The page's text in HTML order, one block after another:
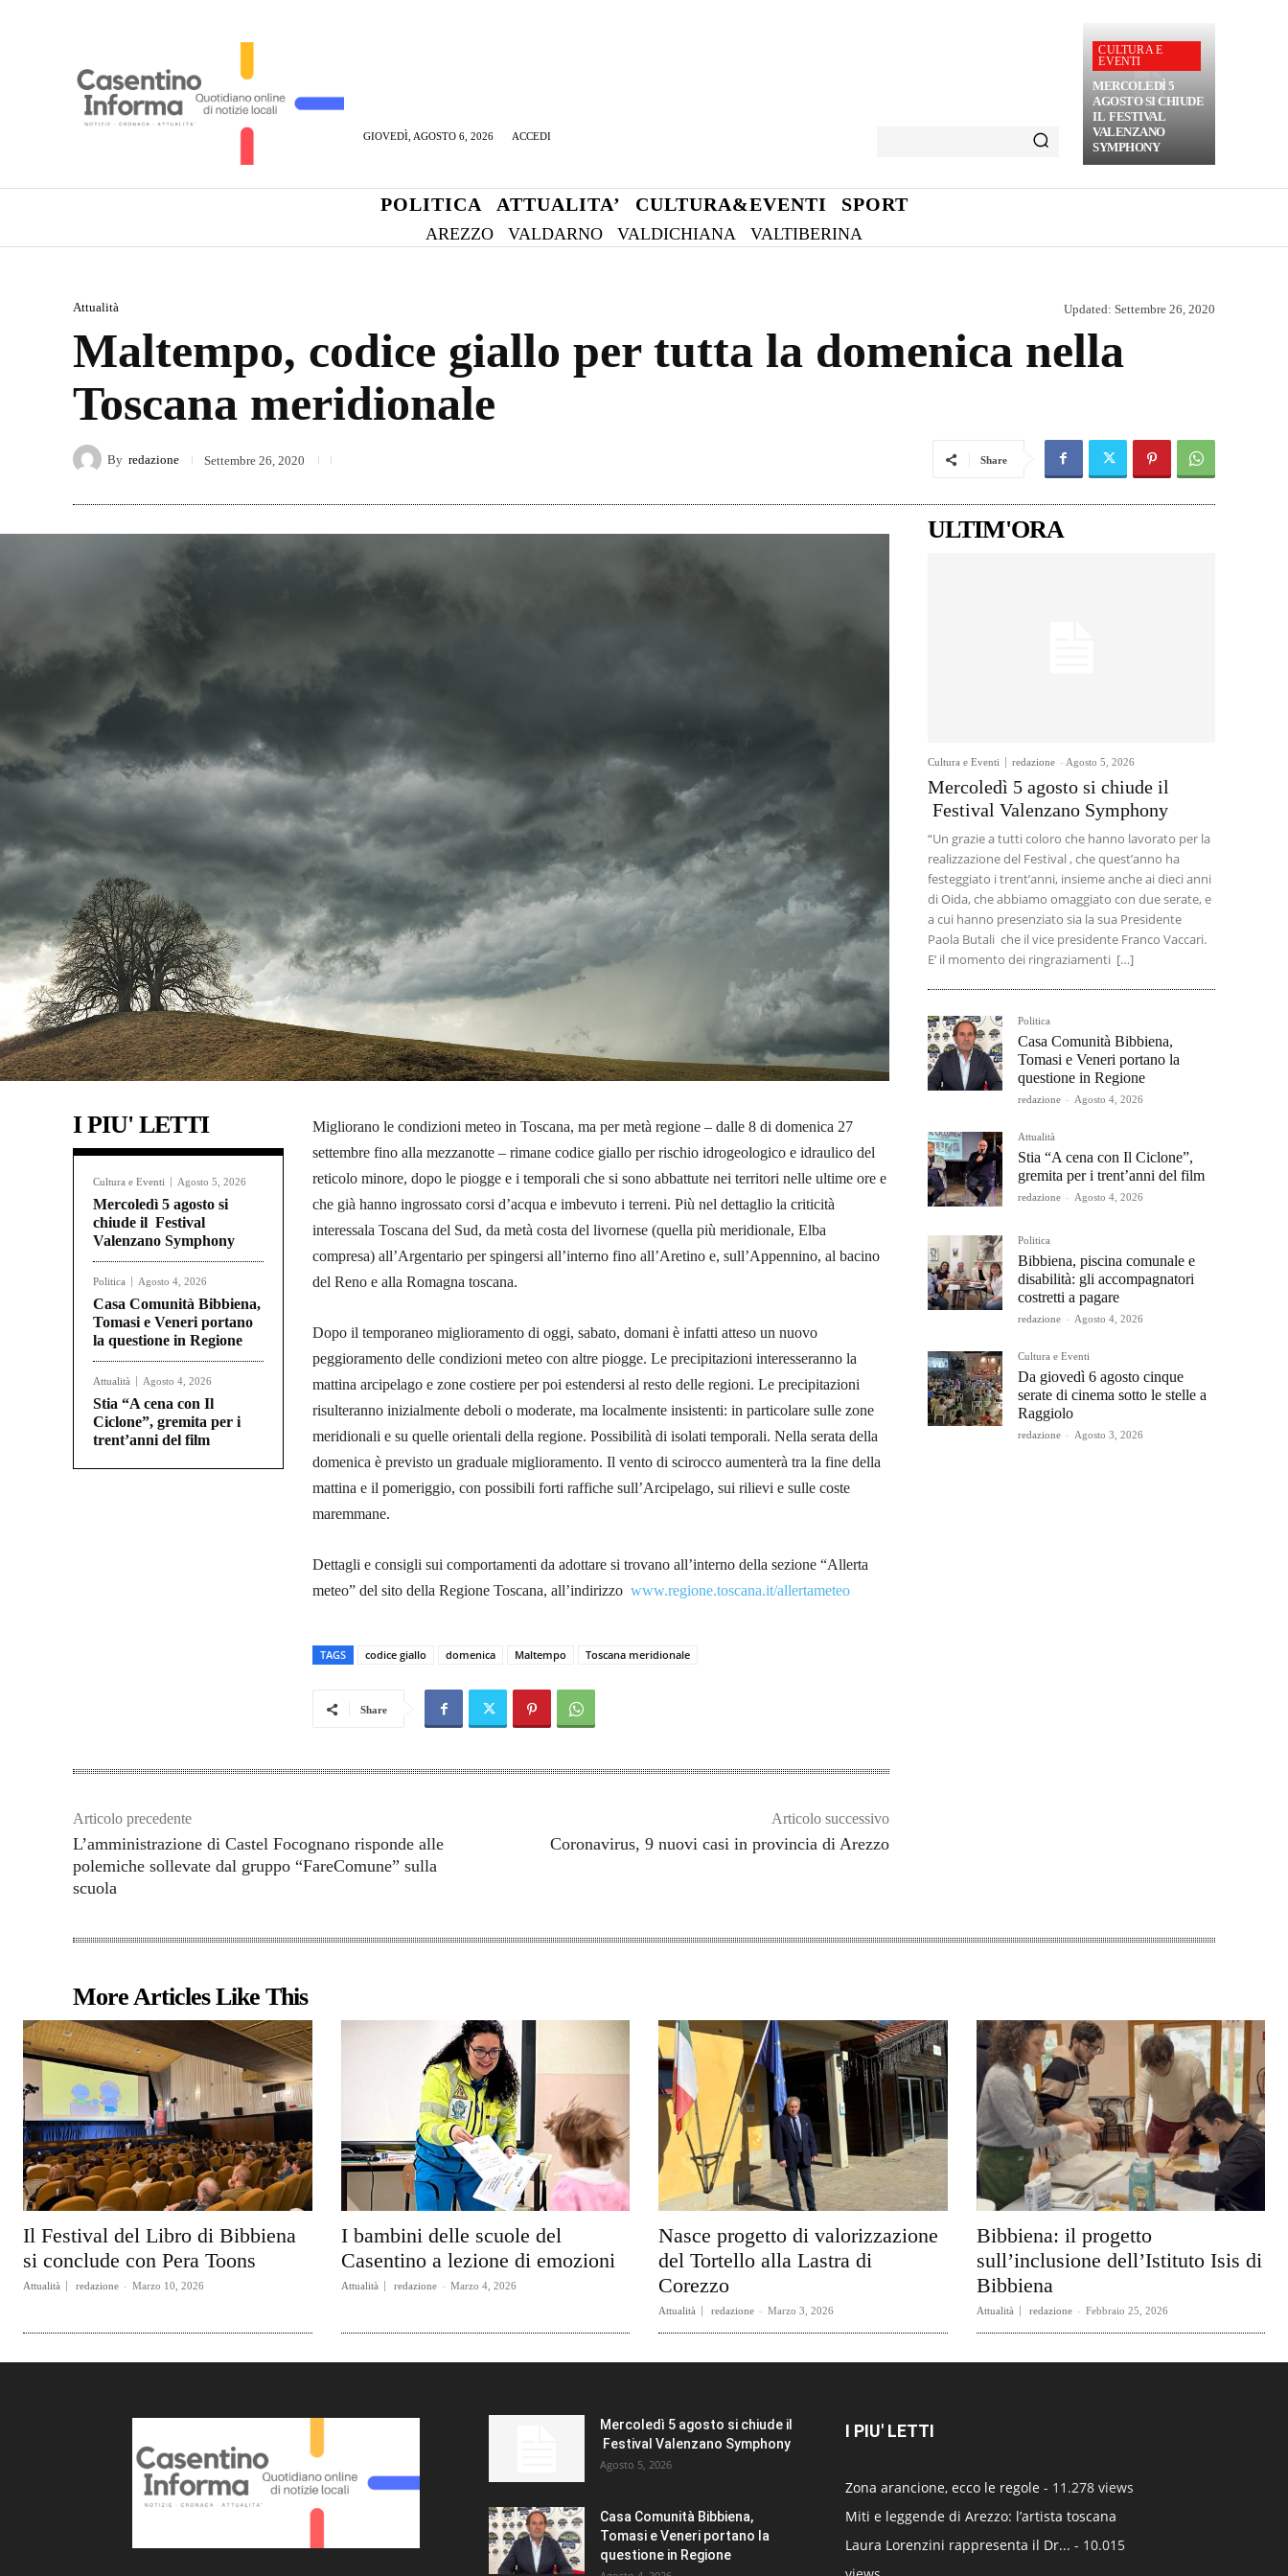
GIOVEDÌ, AGOSTO 6, 2026 ACCEDI
CULTURA E
EVENTI
MERCOLEDÌ 5
AGOSTO SI CHIUDE
IL FESTIVAL
VALENZANO
SYMPHONY
POLITICA ATTUALITA’ CULTURA&EVENTI SPORT
AREZZO VALDARNO VALDICHIANA VALTIBERINA
Attualità Updated: Settembre 26, 2020
Maltempo, codice giallo per tutta la domenica nella
Toscana meridionale
By redazione Settembre 26, 2020 Share
I PIU' LETTI
Cultura e Eventi Agosto 5, 2026
Mercoledì 5 agosto si
chiude il Festival
Valenzano Symphony
Politica Agosto 4, 2026
Casa Comunità Bibbiena,
Tomasi e Veneri portano
la questione in Regione
Attualità Agosto 4, 2026
Stia “A cena con Il
Ciclone”, gremita per i
trent’anni del film
Migliorano le condizioni meteo in Toscana, ma per metà regione – dalle 8 di domenica 27
settembre fino alla mezzanotte – rimane codice giallo per rischio idrogeologico e idraulico del
reticolo minore, dopo le piogge e i temporali che si sono abbattute nei territori nelle ultime ore e
che già hanno ingrossato corsi d’acqua e imbevuto i terreni. Più nel dettaglio la criticità
interessala Toscana del Sud, da metà costa del livornese (quella più meridionale, Elba
compresa) all’Argentario per spingersi all’interno fino all’Aretino e, sull’Appennino, al bacino
del Reno e alla Romagna toscana.
Dopo il temporaneo miglioramento di oggi, sabato, domani è infatti atteso un nuovo
peggioramento delle condizioni meteo con altre piogge. Le precipitazioni interesseranno la
mattina arcipelago e zone costiere per poi estendersi al resto delle regioni. Le precipitazioni
risulteranno inizialmente deboli o moderate, ma localmente insistenti: in particolare sulle zone
meridionali e su quelle orientali della regione. Possibilità di isolati temporali. Nella serata della
domenica è previsto un graduale miglioramento. Il vento di scirocco aumenterà tra la fine della
mattina e il pomeriggio, con possibili forti raffiche sull’Arcipelago, sui rilievi e sulle coste
maremmane.
Dettagli e consigli sui comportamenti da adottare si trovano all’interno della sezione “Allerta
meteo” del sito della Regione Toscana, all’indirizzo www.regione.toscana.it/allertameteo
TAGS codice giallo domenica Maltempo Toscana meridionale
Share
Articolo precedente
L’amministrazione di Castel Focognano risponde alle
polemiche sollevate dal gruppo “FareComune” sulla
scuola
Articolo successivo
Coronavirus, 9 nuovi casi in provincia di Arezzo
ULTIM'ORA
Cultura e Eventi redazione - Agosto 5, 2026
Mercoledì 5 agosto si chiude il
Festival Valenzano Symphony
“Un grazie a tutti coloro che hanno lavorato per la
realizzazione del Festival , che quest’anno ha
festeggiato i trent’anni, insieme anche ai dieci anni
di Oida, che abbiamo omaggiato con due serate, e
a cui hanno presenziato sia la sua Presidente
Paola Butali che il vice presidente Franco Vaccari.
E’ il momento dei ringraziamenti […]
Politica
Casa Comunità Bibbiena,
Tomasi e Veneri portano la
questione in Regione
redazione - Agosto 4, 2026
Attualità
Stia “A cena con Il Ciclone”,
gremita per i trent’anni del film
redazione - Agosto 4, 2026
Politica
Bibbiena, piscina comunale e
disabilità: gli accompagnatori
costretti a pagare
redazione - Agosto 4, 2026
Cultura e Eventi
Da giovedì 6 agosto cinque
serate di cinema sotto le stelle a
Raggiolo
redazione - Agosto 3, 2026
More Articles Like This
Il Festival del Libro di Bibbiena
si conclude con Pera Toons
Attualità redazione - Marzo 10, 2026
I bambini delle scuole del
Casentino a lezione di emozioni
Attualità redazione - Marzo 4, 2026
Nasce progetto di valorizzazione
del Tortello alla Lastra di
Corezzo
Attualità redazione - Marzo 3, 2026
Bibbiena: il progetto
sull’inclusione dell’Istituto Isis di
Bibbiena
Attualità redazione - Febbraio 25, 2026
Mercoledì 5 agosto si chiude il
Festival Valenzano Symphony
Agosto 5, 2026
Casa Comunità Bibbiena,
Tomasi e Veneri portano la
questione in Regione
I PIU' LETTI
Zona arancione, ecco le regole - 11.278 views
Miti e leggende di Arezzo: l’artista toscana
Laura Lorenzini rappresenta il Dr... - 10.015